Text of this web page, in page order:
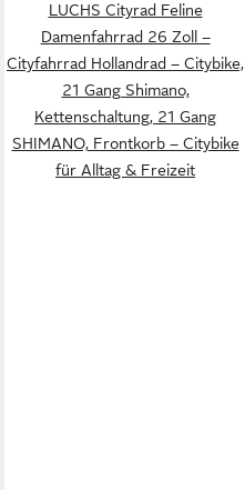
LUCHS Cityrad Feline
Damenfahrrad 26 Zoll –
Cityfahrrad Hollandrad – Citybike,
21 Gang Shimano,
Kettenschaltung, 21 Gang
SHIMANO, Frontkorb – Citybike
für Alltag & Freizeit